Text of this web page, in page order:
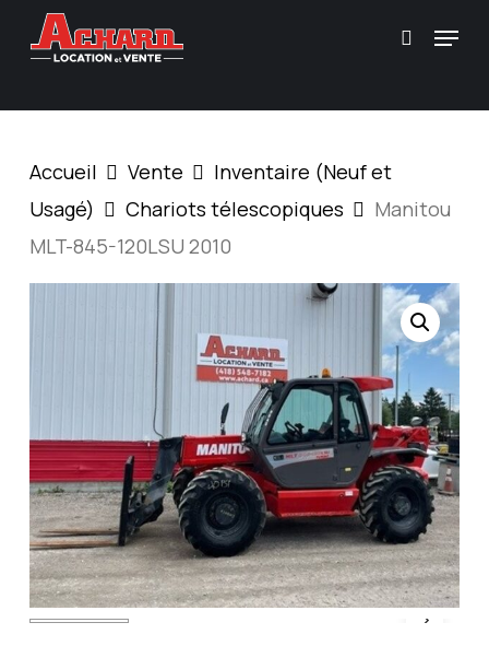
Menu
Accueil Vente
Inventaire (Neuf et
Usagé)
Chariots télescopiques
Manitou
MLT-845-120LSU 2010